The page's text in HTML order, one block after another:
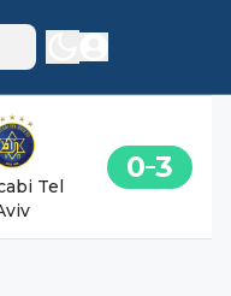
Tel
0 3